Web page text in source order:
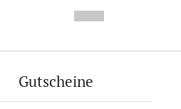
Gutscheine